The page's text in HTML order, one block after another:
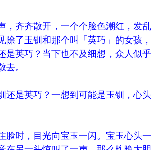
，齐齐散开，一个个脸色潮红，发乱
了玉钏和那个叫「英巧」的女孩，
是英巧？当下也不及细想，众人似乎
。
还是英巧？一想到可能是玉钏，心头
脸时，目光向宝玉一闪。宝玉心头一